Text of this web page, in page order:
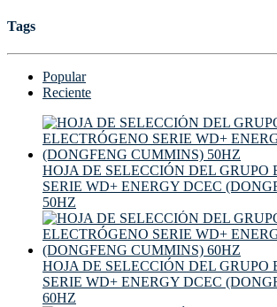
Tags
Popular
Reciente
HOJA DE SELECCIÓN DEL GRUPO
SERIE WD+ ENERGY DCEC
50HZ
HOJA DE SELECCIÓN DEL GRUPO
SERIE WD+ ENERGY DCEC
60HZ